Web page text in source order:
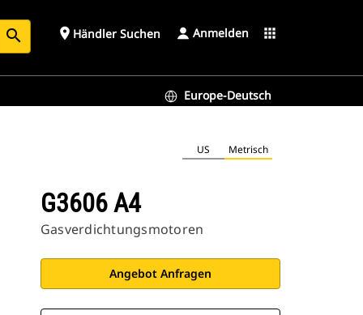
search place Händler Suchen Anmelden apps
Europe-Deutsch
US Metrisch
G3606 A4
Gasverdichtungsmotoren
Angebot Anfragen